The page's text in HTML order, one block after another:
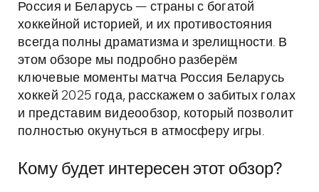
Россия и Беларусь — страны с богатой
хоккейной историей, и их противостояния
всегда полны драматизма и зрелищности. В
этом обзоре мы подробно разберём
ключевые моменты матча Россия Беларусь
хоккей 2025 года, расскажем о забитых голах
и представим видеообзор, который позволит
полностью окунуться в атмосферу игры.
Кому будет интересен этот обзор?